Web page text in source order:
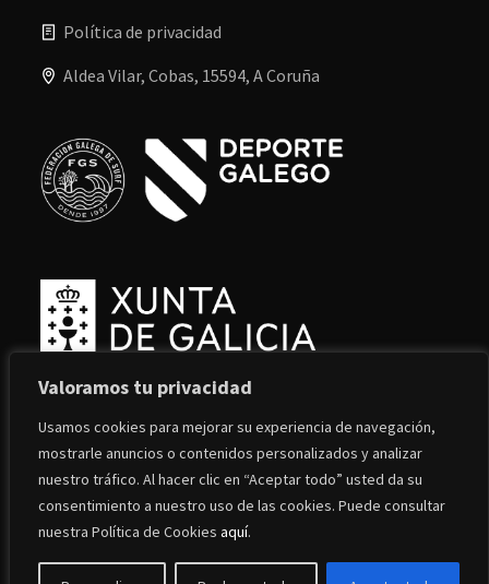
Valoramos tu privacidad
Usamos cookies para mejorar su experiencia de navegación,
mostrarle anuncios o contenidos personalizados y analizar
nuestro tráfico. Al hacer clic en “Aceptar todo” usted da su
consentimiento a nuestro uso de las cookies. Puede consultar
nuestra Política de Cookies aquí.
Política de privacidad
Aldea Vilar, Cobas, 15594, A Coruña
© Ferrol Surf School, all rights reserved